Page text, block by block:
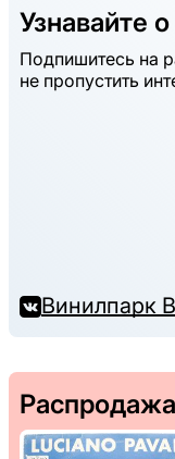
Узнавайте
Подпишитесь на
не пропустить
Винилпарк
Распродажа